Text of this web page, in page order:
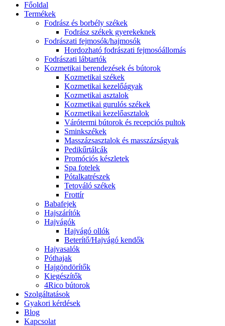
Főoldal
Termékek
Fodrász és borbély székek
Fodrász székek gyerekeknek
Fodrászati fejmosók/hajmosók
Hordozható fodrászati fejmosóállomás
Fodrászati lábtartók
Kozmetikai berendezések és bútorok
Kozmetikai székek
Kozmetikai kezelőágyak
Kozmetikai asztalok
Kozmetikai gurulós székek
Kozmetikai kezelőasztalok
Várótermi bútorok és recepciós pultok
Sminkszékek
Masszázsasztalok és masszázságyak
Pedikűrtálcák
Promóciós készletek
Spa fotelek
Pótalkatrészek
Tetováló székek
Frottír
Babafejek
Hajszárítók
Hajvágók
Hajvágó ollók
Beterítő/Hajvágó kendők
Hajvasalók
Póthajak
Hajgöndörítők
Kiegészítők
4Rico bútorok
Szolgáltatások
Gyakori kérdések
Blog
Kapcsolat